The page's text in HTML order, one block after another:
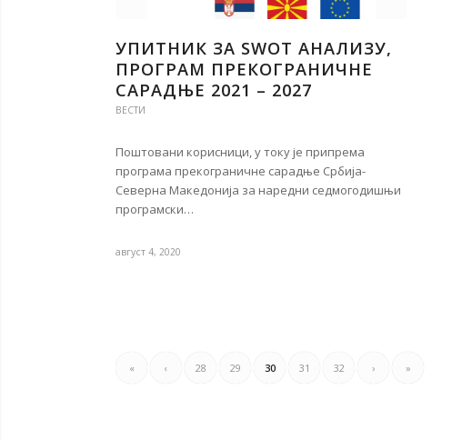
УПИТНИК ЗА SWOT АНАЛИЗУ,
ПРОГРАМ ПРЕКОГРАНИЧНЕ
САРАДЊЕ 2021 – 2027
ВЕСТИ
Поштовани корисници, у току је припрема
програма прекограничне сарадње Србија-
Северна Македонија за наредни седмогодишњи
програмски…
август 4, 2020
« ‹ 28 29 30 31 32 › »